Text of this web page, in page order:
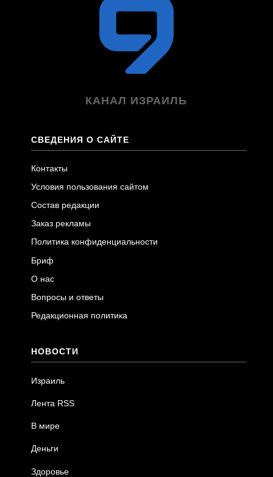
КАНАЛ ИЗРАИЛЬ
СВЕДЕНИЯ О САЙТЕ
Контакты
Условия пользования сайтом
Состав редакции
Заказ рекламы
Политика конфиденциальности
Бриф
О нас
Вопросы и ответы
Редакционная политика
НОВОСТИ
Израиль
Лента RSS
В мире
Деньги
Здоровье